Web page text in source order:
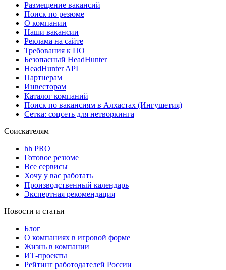
Размещение вакансий
Поиск по резюме
О компании
Наши вакансии
Реклама на сайте
Требования к ПО
Безопасный HeadHunter
HeadHunter API
Партнерам
Инвесторам
Каталог компаний
Поиск по вакансиям в Алхастах (Ингушетия)
Сетка: соцсеть для нетворкинга
Соискателям
hh PRO
Готовое резюме
Все сервисы
Хочу у вас работать
Производственный календарь
Экспертная рекомендация
Новости и статьи
Блог
О компаниях в игровой форме
Жизнь в компании
ИТ-проекты
Рейтинг работодателей России